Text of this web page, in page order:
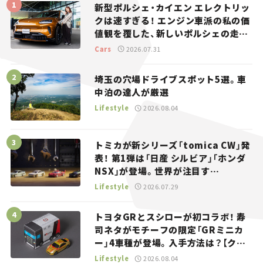
新型ポルシェ・カイエン エレクトリッ
クは速すぎる！ エンジン車派の私の価
値観を覆した、新しいポルシェの走
り。
Cars 2026.07.31
埼玉の穴場ドライブスポット5選。車
中泊の達人が厳選
Lifestyle 2026.08.04
トミカが新シリーズ「tomica CW」発
表！ 第1弾は「日産 シルビア」「ホンダ
NSX」が登場。世界が注目す
る“JDM”に焦点【クルマとホビー】
Lifestyle 2026.07.29
トヨタGRとスシローが初コラボ！ 寿
司ネタがモチーフの限定「GRミニカ
ー」4車種が登場。入手方法は？【クル
マとホビー】
Lifestyle 2026.08.04